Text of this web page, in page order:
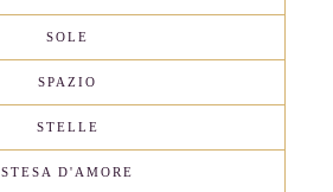
SOLE
SPAZIO
STELLE
STESA D'AMORE